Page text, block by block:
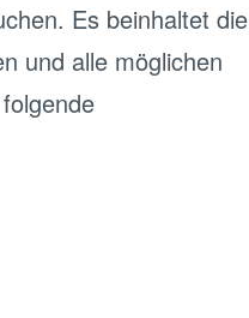
Es beinhaltet die
und alle möglichen